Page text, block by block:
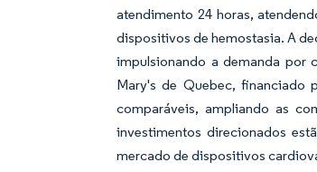
atendimento 24 horas,
dispositivos de hemostasia. A
impulsionando a demanda por
Mary's de Quebec, financiado
comparáveis, ampliando as
investimentos direcionados
mercado de dispositivos